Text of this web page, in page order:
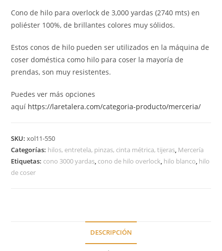
Cono de hilo para overlock de 3,000 yardas (2740 mts) en
poliéster 100%, de brillantes colores muy sólidos.
Estos conos de hilo pueden ser utilizados en la máquina de
coser doméstica como hilo para coser la mayoría de
prendas, son muy resistentes.
Puedes ver más opciones
aquí https://laretalera.com/categoria-producto/merceria/
SKU:xol11-550
Categorías: hilos, entretela, pinzas, cinta métrica, tijeras, Mercería
Etiquetas: cono 3000 yardas, cono de hilo overlock, hilo blanco, hilo
de coser
DESCRIPCIÓN